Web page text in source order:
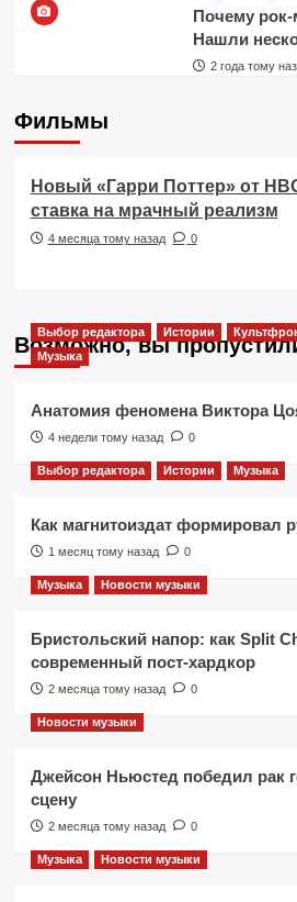
Почему рок-
Нашли
2 года тому
Фильмы
Фильмы
Новый «Гарри Поттер» от
ставка на мрачный реализм
4 месяца тому назад 0
Возможно, вы
Выбор редактора Истории
Музыка
Анатомия феномена Виктора
4 недели тому назад 0
Выбор редактора Истории Музыка
Как магнитоиздат формировал
1 месяц тому назад 0
Музыка Новости музыки
Бристольский напор: как Split
современный пост-хардкор
2 месяца тому назад 0
Новости музыки
Джейсон Ньюстед победил рак
сцену
2 месяца тому назад 0
Музыка Новости музыки